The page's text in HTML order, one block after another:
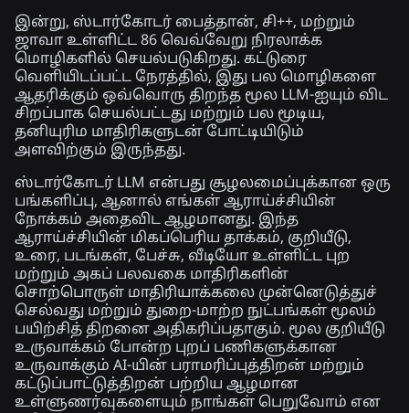
இன்று, ஸ்டார்கோடர் பைத்தான், சி++, மற்றும்
ஜாவா உள்ளிட்ட 86 வெவ்வேறு நிரலாக்க
மொழிகளில் செயல்படுகிறது. கட்டுரை
வெளியிடப்பட்ட நேரத்தில், இது பல மொழிகளை
ஆதரிக்கும் ஒவ்வொரு திறந்த மூல LLM-ஐயும் விட
சிறப்பாக செயல்பட்டது மற்றும் பல மூடிய,
தனியுரிம மாதிரிகளுடன் போட்டியிடும்
அளவிற்கும் இருந்தது.
ஸ்டார்கோடர் LLM என்பது சூழலமைப்புக்கான ஒரு
பங்களிப்பு, ஆனால் எங்கள் ஆராய்ச்சியின்
நோக்கம் அதைவிட ஆழமானது. இந்த
ஆராய்ச்சியின் மிகப்பெரிய தாக்கம், குறியீடு,
உரை, படங்கள், பேச்சு, வீடியோ உள்ளிட்ட புற
மற்றும் அகப் பலவகை மாதிரிகளின்
சொற்பொருள் மாதிரியாக்கலை முன்னெடுத்துச்
செல்வது மற்றும் துறை-மாற்ற நுட்பங்கள் மூலம்
பயிற்சித் திறனை அதிகரிப்பதாகும். மூல குறியீடு
உருவாக்கம் போன்ற புறப் பணிகளுக்கான
உருவாக்கும் AI-யின் பராமரிப்புத்திறன் மற்றும்
கட்டுப்பாட்டுத்திறன் பற்றிய ஆழமான
உள்ளுணர்வுகளையும் நாங்கள் பெறுவோம் என